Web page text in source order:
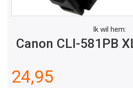
Ik wil hem:
Canon CLI-581PB
24,95